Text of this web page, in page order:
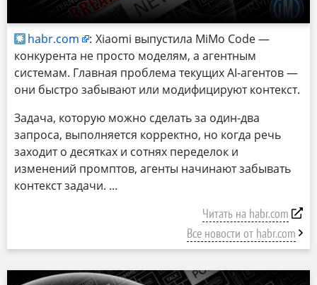
habr.com : Xiaomi выпустила MiMo Code —
конкурента не просто моделям, а агентным
системам. Главная проблема текущих AI-агентов —
они быстро забывают или модифицируют контекст.
Задача, которую можно сделать за один-два
запроса, выполняется корректно, но когда речь
заходит о десятках и сотнях переделок и
изменений промптов, агенты начинают забывать
контекст задачи.
Читать на habr.com
Все новости от habr.com